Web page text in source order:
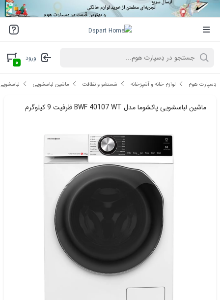
ورود ۰
دِسپارت هوم لوازم خانه و آشپزخانه شستشو و نظافت ماشین لباسشویی
ماشین لباسشویی پاکشوما مدل BWF 40107 WT ظرفیت 9 کیلوگرم